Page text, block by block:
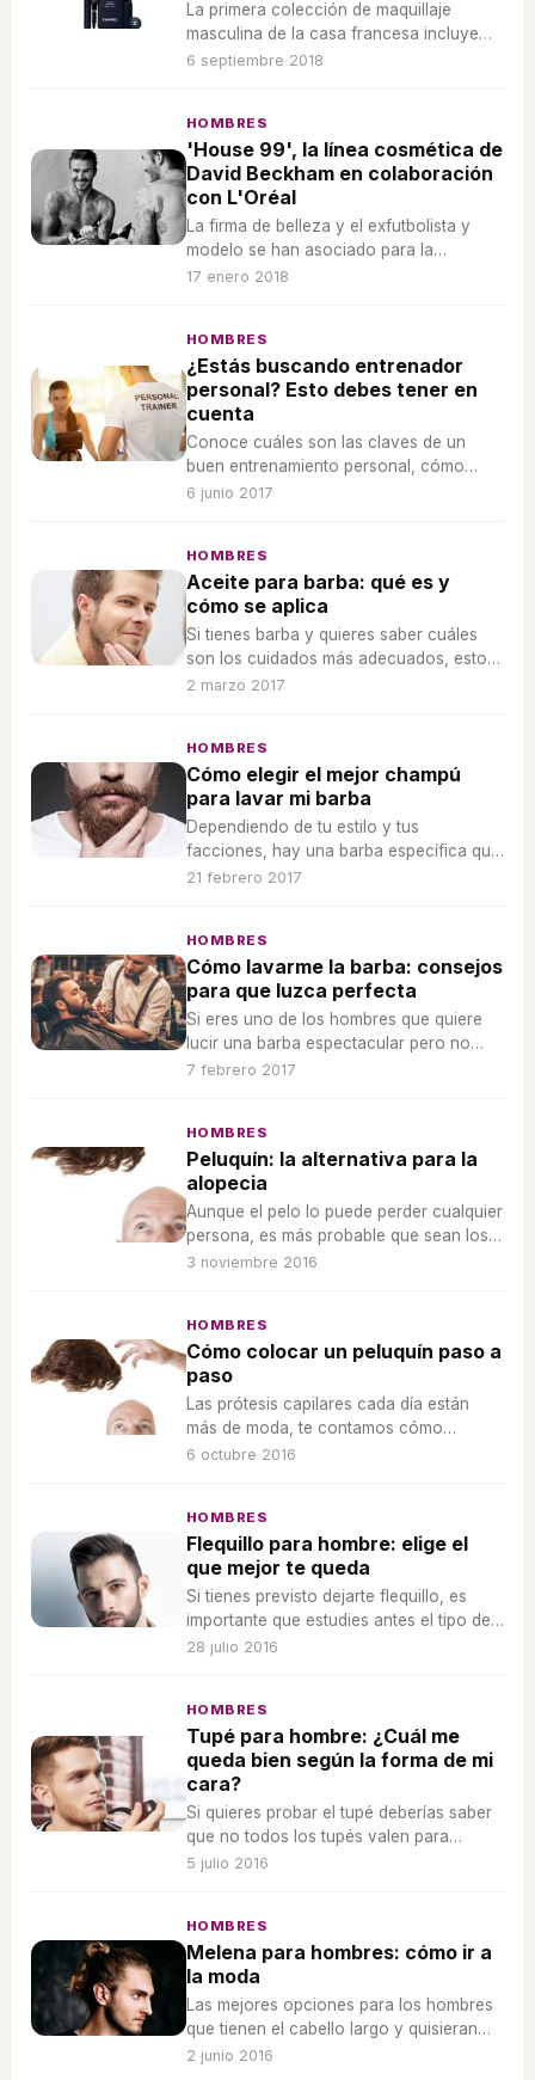
La primera colección de maquillaje
masculina de la casa francesa incluye
una base de maquillaje con protector
6 septiembre 2018
HOMBRES
'House 99', la línea cosmética de
David Beckham en colaboración
con L'Oréal
La firma de belleza y el exfutbolista y
modelo se han asociado para la
creación de una nueva línea de
17 enero 2018
HOMBRES
¿Estás buscando entrenador
personal? Esto debes tener en
cuenta
Conoce cuáles son las claves de un
buen entrenamiento personal, cómo
llevarlo a cabo y las pautas que tienes
6 junio 2017
HOMBRES
Aceite para barba: qué es y
cómo se aplica
Si tienes barba y quieres saber cuáles
son los cuidados más adecuados, estos
consejos te ayudarán en tu propósito.
2 marzo 2017
HOMBRES
Cómo elegir el mejor champú
para lavar mi barba
Dependiendo de tu estilo y tus
facciones, hay una barba específica que
es perfecta para ti. Hay que llevar un
21 febrero 2017
HOMBRES
Cómo lavarme la barba: consejos
para que luzca perfecta
Si eres uno de los hombres que quiere
lucir una barba espectacular pero no
sabe muy bien como, sigue estos
7 febrero 2017
HOMBRES
Peluquín: la alternativa para la
alopecia
Aunque el pelo lo puede perder cualquier
persona, es más probable que sean los
hombres. Conoce las alternativas para la
3 noviembre 2016
HOMBRES
Cómo colocar un peluquín paso a
paso
Las prótesis capilares cada día están
más de moda, te contamos cómo
colocarlas para hacerlas imperceptibles.
6 octubre 2016
HOMBRES
Flequillo para hombre: elige el
que mejor te queda
Si tienes previsto dejarte flequillo, es
importante que estudies antes el tipo de
rostro que tienes para aceptar con tu
28 julio 2016
HOMBRES
Tupé para hombre: ¿Cuál me
queda bien según la forma de mi
cara?
Si quieres probar el tupé deberías saber
que no todos los tupés valen para
cualquier forma de cara. Fíjate en cual es
5 julio 2016
HOMBRES
Melena para hombres: cómo ir a
la moda
Las mejores opciones para los hombres
que tienen el cabello largo y quisieran
hacer un par de cambios sin tener que
2 junio 2016